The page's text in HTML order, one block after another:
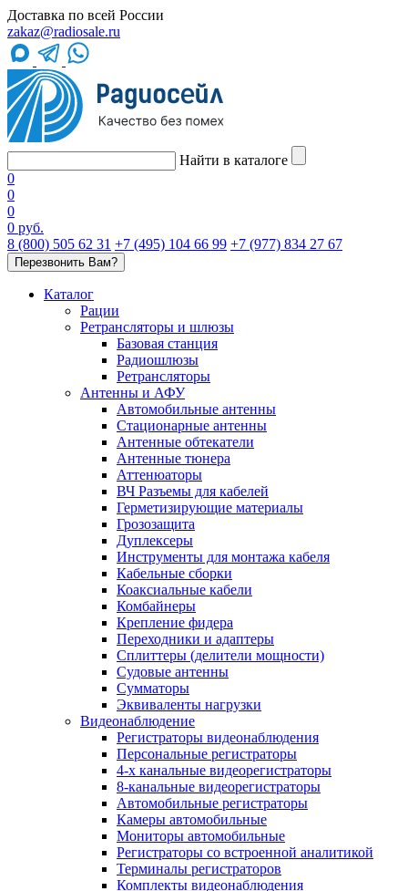
Доставка по всей России
zakaz@radiosale.ru
Найти в каталоге
0
0
0
0 руб.
8 (800) 505 62 31 +7 (495) 104 66 99 +7 (977) 834 27 67
Перезвонить Вам?
Каталог
Рации
Ретрансляторы и шлюзы
Базовая станция
Радиошлюзы
Ретрансляторы
Антенны и АФУ
Автомобильные антенны
Стационарные антенны
Антенные обтекатели
Антенные тюнера
Аттенюаторы
ВЧ Разъемы для кабелей
Герметизирующие материалы
Грозозащита
Дуплексеры
Инструменты для монтажа кабеля
Кабельные сборки
Коаксиальные кабели
Комбайнеры
Крепление фидера
Переходники и адаптеры
Сплиттеры (делители мощности)
Судовые антенны
Сумматоры
Эквиваленты нагрузки
Видеонаблюдение
Регистраторы видеонаблюдения
Персональные регистраторы
4-х канальные видеорегистраторы
8-канальные видеорегистраторы
Автомобильные регистраторы
Камеры автомобильные
Мониторы автомобильные
Регистраторы со встроенной аналитикой
Терминалы регистраторов
Комплекты видеонаблюдения